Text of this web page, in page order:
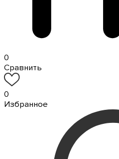
0
Сравнить
0
Избранное